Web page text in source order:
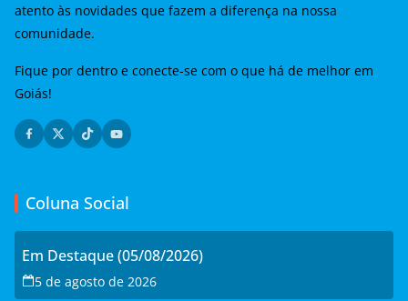
atento às novidades que fazem a diferença na nossa
comunidade.
Fique por dentro e conecte-se com o que há de melhor em
Goiás!
Coluna Social
Em Destaque (05/08/2026)
5 de agosto de 2026